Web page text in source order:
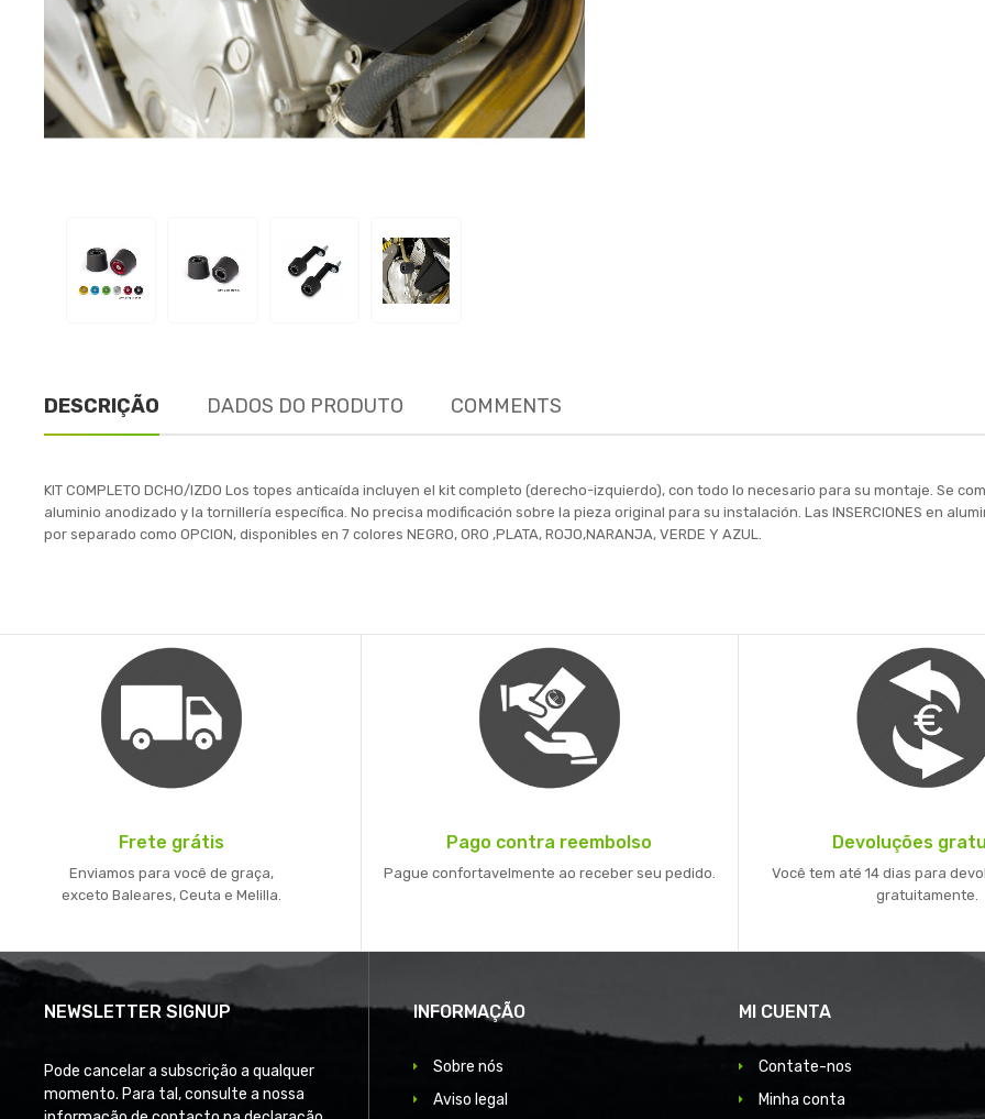
DESCRIÇÃO DADOS DO PRODUTO COMMENTS
KIT COMPLETO DCHO/IZDO Los topes anticaída incluyen el kit completo (derecho-izquierdo), con todo lo necesario para su montaje. Se
aluminio anodizado y la tornillería específica. No precisa modificación sobre la pieza original para su instalación. Las INSERCIONES en
por separado como OPCION, disponibles en 7 colores NEGRO, ORO ,PLATA, ROJO,NARANJA, VERDE Y AZUL.
Frete grátis
Enviamos para você de graça,
exceto Baleares, Ceuta e Melilla.
Pago contra reembolso
Pague confortavelmente ao receber seu pedido.
Devoluções
Você tem até 14 dias para
gratuitamente.
NEWSLETTER SIGNUP
Pode cancelar a subscrição a qualquer
momento. Para tal, consulte a nossa
INFORMAÇÃO
Sobre nós
Aviso legal
MI CUENTA
Contate-nos
Minha conta